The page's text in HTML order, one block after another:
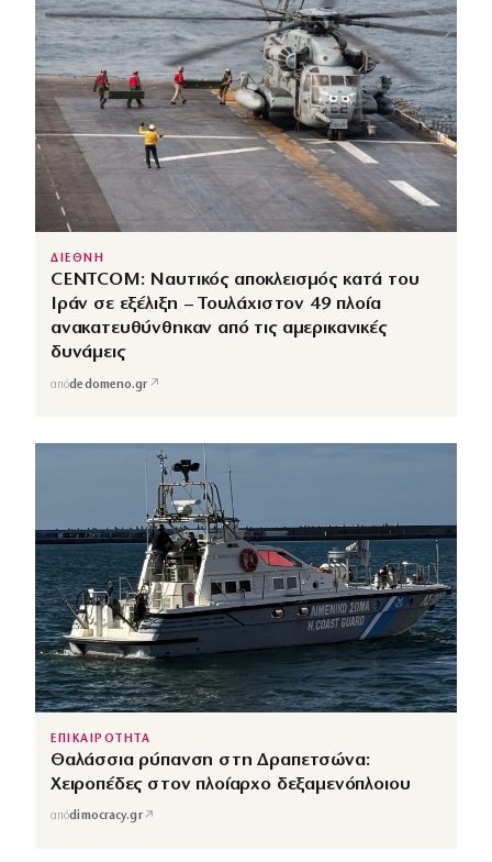
ΔΙΕΘΝΗ
CENTCOM: Ναυτικός αποκλεισμός κατά του
Ιράν σε εξέλιξη – Τουλάχιστον 49 πλοία
ανακατευθύνθηκαν από τις αμερικανικές
δυνάμεις
απόdedomeno.gr ↗
ΕΠΙΚΑΙΡΟΤΗΤΑ
Θαλάσσια ρύπανση στη Δραπετσώνα:
Χειροπέδες στον πλοίαρχο δεξαμενόπλοιου
απόdimocracy.gr↗